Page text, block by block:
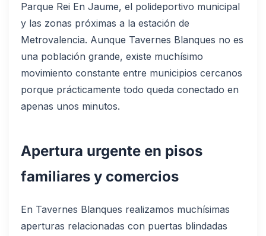
Parque Rei En Jaume, el polideportivo municipal
y las zonas próximas a la estación de
Metrovalencia. Aunque Tavernes Blanques no es
una población grande, existe muchísimo
movimiento constante entre municipios cercanos
porque prácticamente todo queda conectado en
apenas unos minutos.
Apertura urgente en pisos
familiares y comercios
En Tavernes Blanques realizamos muchísimas
aperturas relacionadas con puertas blindadas